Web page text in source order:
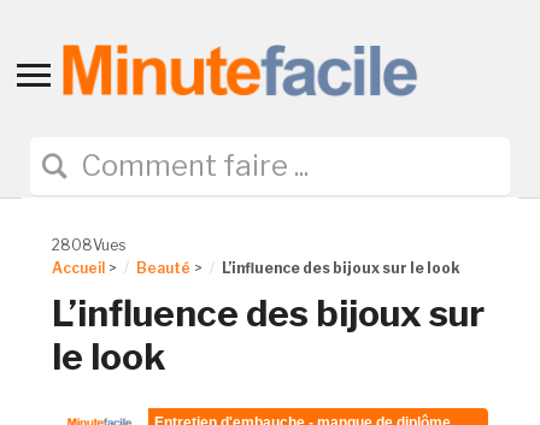
Toggle
navigation
2808Vues
Accueil > Beauté > L’influence des bijoux sur le look
L’influence des bijoux sur
le look